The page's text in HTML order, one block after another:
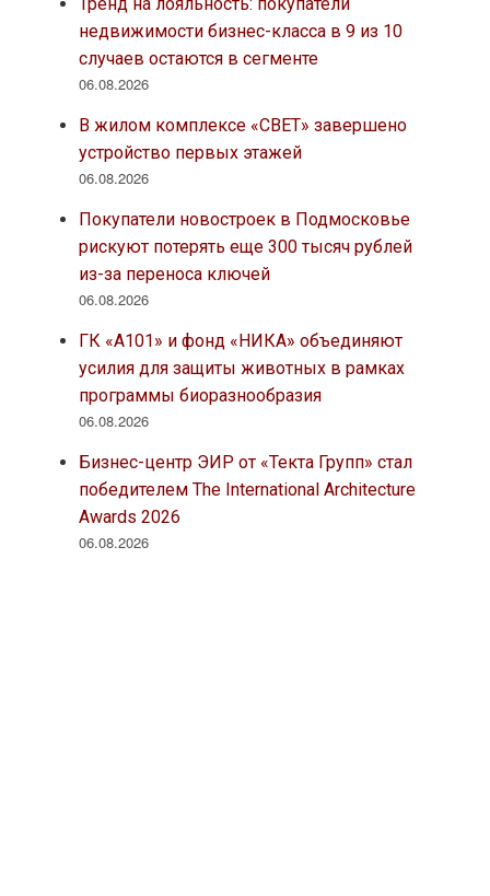
недвижимости бизнес-класса в 9 из 10
случаев остаются в сегменте
06.08.2026
В жилом комплексе «СВЕТ» завершено
устройство первых этажей
06.08.2026
Покупатели новостроек в Подмосковье
рискуют потерять еще 300 тысяч рублей
из-за переноса ключей
06.08.2026
ГК «А101» и фонд «НИКА» объединяют
усилия для защиты животных в рамках
программы биоразнообразия
06.08.2026
Бизнес-центр ЭИР от «Текта Групп» стал
победителем The International Architecture
Awards 2026
06.08.2026